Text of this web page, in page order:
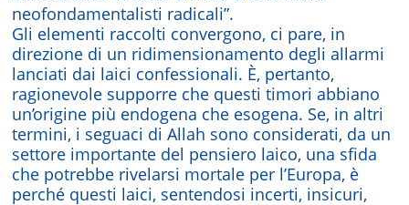
neofondamentalisti radicali”.
Gli elementi raccolti convergono, ci pare, in
direzione di un ridimensionamento degli allarmi
lanciati dai laici confessionali. È, pertanto,
ragionevole supporre che questi timori abbiano
un’origine più endogena che esogena. Se, in altri
termini, i seguaci di Allah sono considerati, da un
settore importante del pensiero laico, una sfida
che potrebbe rivelarsi mortale per l’Europa, è
perché questi laici, sentendosi incerti, insicuri,